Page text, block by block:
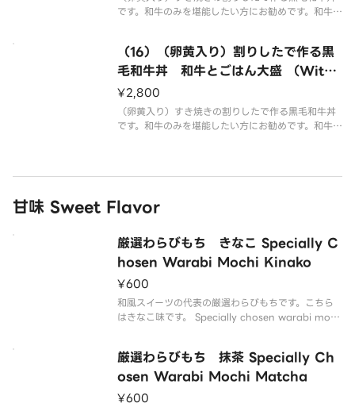
e
です。和牛のみを堪能したい方にお勧めです。和牛1
th su
（16）（卵黄入り）割りしたで作る黒
毛和牛丼 和牛とごはん大盛 （With
Egg Yolk） Black Wagyu Beef Ri
ce Bowl with Sukiyaki Stock Wa
gyu ＆ Rice Large
¥2,800
（卵黄入り）すき焼きの割りしたで作る黒毛和牛丼
です。和牛のみを堪能したい方にお勧めです。和牛1
甘味 Sweet Flavor
厳選わらびもち きなこ Specially C
hosen Warabi Mochi Kinako
¥600
和風スイーツの代表の厳選わらびもちです。こちら
はきなこ味です。 Specially chosen warabi moch
厳選わらびもち 抹茶 Specially Ch
osen Warabi Mochi Matcha
¥600